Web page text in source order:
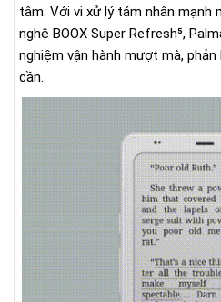
tâm. Với vi xử lý tám nhân mạnh
nghệ BOOX Super Refresh⁵,
nghiệm vận hành mượt mà,
cần.